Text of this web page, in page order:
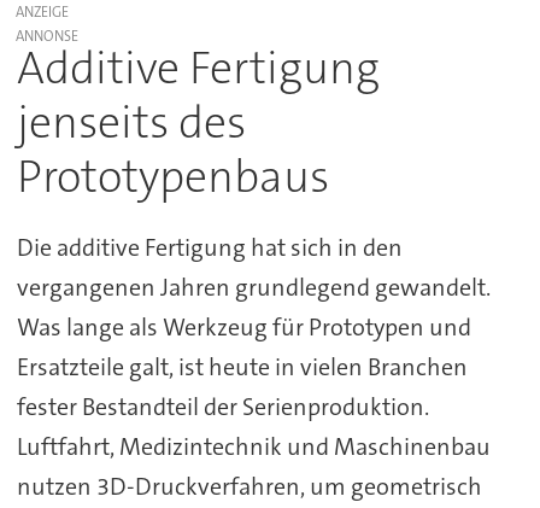
ANZEIGE
Additive Fertigung
jenseits des
Prototypenbaus
Die additive Fertigung hat sich in den
vergangenen Jahren grundlegend gewandelt.
Was lange als Werkzeug für Prototypen und
Ersatzteile galt, ist heute in vielen Branchen
fester Bestandteil der Serienproduktion.
Luftfahrt, Medizintechnik und Maschinenbau
nutzen 3D-Druckverfahren, um geometrisch